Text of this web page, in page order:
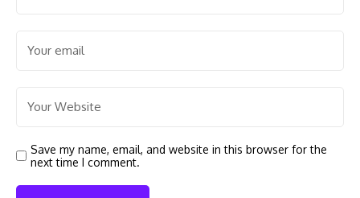
Save my name, email, and website in this browser for the
next time I comment.